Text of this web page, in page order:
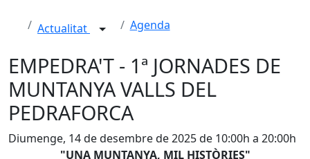
Actualitat Agenda
EMPEDRA'T - 1ª JORNADES DE
MUNTANYA VALLS DEL
PEDRAFORCA
Diumenge, 14 de desembre de 2025 de 10:00h a 20:00h
"UNA MUNTANYA, MIL HISTÒRIES"